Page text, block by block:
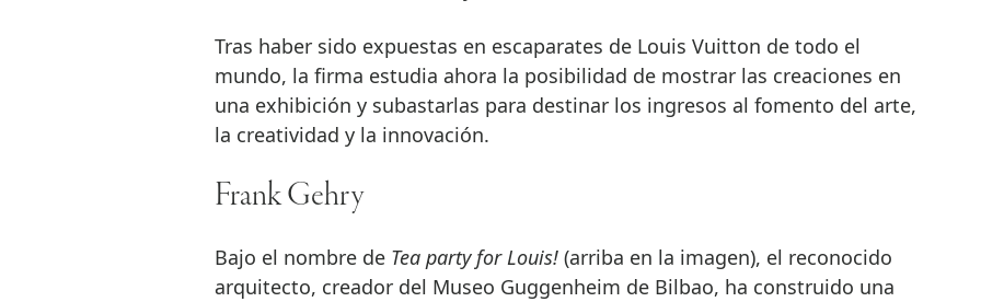
Tras haber sido expuestas en escaparates de Louis Vuitton de todo el
mundo, la firma estudia ahora la posibilidad de mostrar las creaciones en
una exhibición y subastarlas para destinar los ingresos al fomento del arte,
la creatividad y la innovación.
Frank Gehry
Bajo el nombre de Tea party for Louis!(arriba en la imagen), el reconocido
arquitecto, creador del Museo Guggenheim de Bilbao, ha construido una